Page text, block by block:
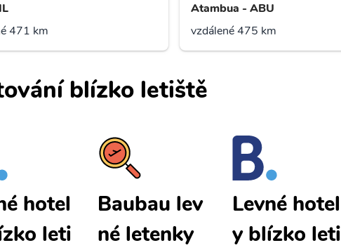
471 km
Atambua - ABU
vzdálené 475 km
blízko letiště
hotel
leti
Baubau lev
né letenky
Levné hotel
y blízko leti